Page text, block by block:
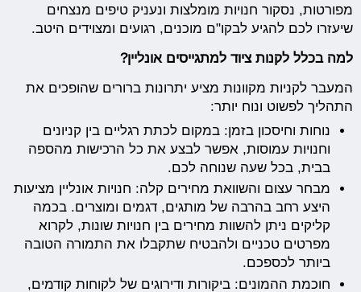
מפורטות, נסקור חנויות מומלצות ונעניק טיפים מנצחים
שיעזרו לכם להגיע לבקו"ם מוכנים, רגועים ומצוידים היטב.
למה בכלל לקנות ציוד למתגייסים אונליין?
המעבר לקניות מקוונות מציע יתרונות ברורים שהופכים את
התהליך לפשוט ונוח יותר:
נוחות וחיסכון בזמן: במקום לכתת רגליים בין קניונים
וחנויות עמוסות, אפשר לבצע את כל הרכישות מהספה
בבית, בכל שעה שנוחה לכם.
מבחר עצום והשוואת מחירים קלה: חנויות אונליין מציעות
היצע רחב בהרבה של מותגים, דגמים ומוצרים. בכמה
קליקים ניתן להשוות מחירים בין חנויות שונות, לקרוא
מפרטים טכניים ולהבטיח שתקבלו את התמורה הטובה
ביותר לכספכם.
חוכמת ההמונים: ביקורות ודירוגים של לקוחות קודמים,